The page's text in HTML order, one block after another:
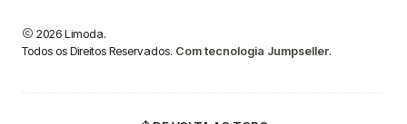
2026 Limoda.
Todos os Direitos Reservados. Com tecnologia Jumpseller.